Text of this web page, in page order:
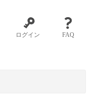
ログイン FAQ